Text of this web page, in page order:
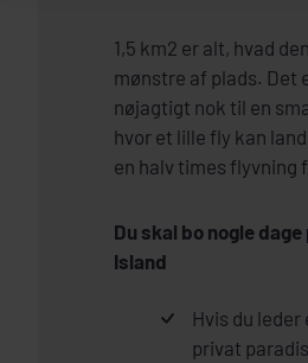
1,5 km2 er alt, hvad
mønstre af plads. Det
nøjagtigt nok til en
hvor et lille fly kan
en halv times flyvning
Du skal bo nogle dage
Island
Hvis du
privat